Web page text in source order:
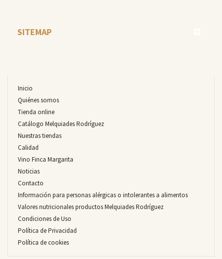
SITEMAP
Inicio
Quiénes somos
Tienda online
Catálogo Melquiades Rodríguez
Nuestras tiendas
Calidad
Vino Finca Margarita
Noticias
Contacto
Información para personas alérgicas o intolerantes a alimentos
Valores nutricionales productos Melquiades Rodríguez
Condiciones de Uso
Política de Privacidad
Política de cookies